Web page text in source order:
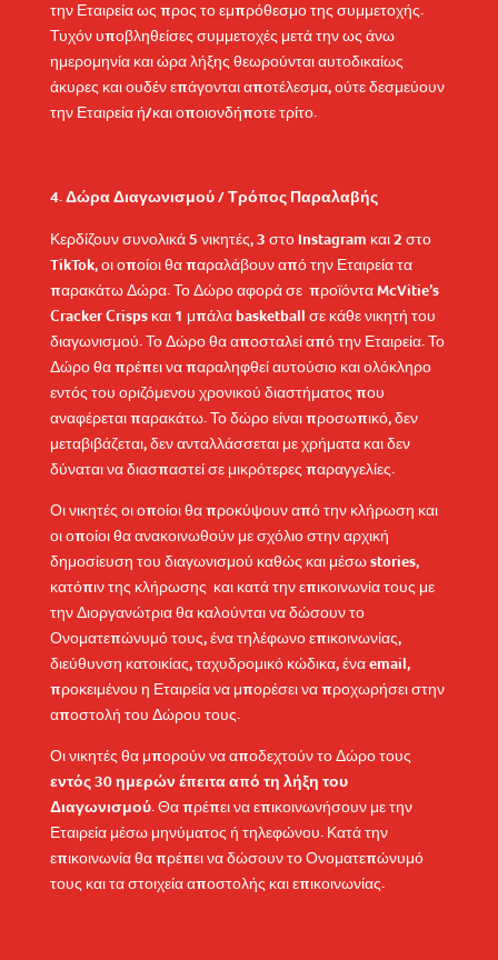
την Εταιρεία ως προς το εμπρόθεσμο της συμμετοχής.
Τυχόν υποβληθείσες συμμετοχές μετά την ως άνω
ημερομηνία και ώρα λήξης θεωρούνται αυτοδικαίως
άκυρες και ουδέν επάγονται αποτέλεσμα, ούτε δεσμεύουν
την Εταιρεία ή/και οποιονδήποτε τρίτο.
Δώρα Διαγωνισμού / Τρόπος Παραλαβής
Κερδίζουν συνολικά 5 νικητές, 3 στο Instagram και 2 στο
TikTok, οι οποίοι θα παραλάβουν από την Εταιρεία τα
παρακάτω Δώρα. Το Δώρο αφορά σε προϊόντα McVitie’s
Cracker Crisps και 1 μπάλα basketball σε κάθε νικητή του
διαγωνισμού. Το Δώρο θα αποσταλεί από την Εταιρεία. Το
Δώρο θα πρέπει να παραληφθεί αυτούσιο και ολόκληρο
εντός του οριζόμενου χρονικού διαστήματος που
αναφέρεται παρακάτω. Το δώρο είναι προσωπικό, δεν
μεταβιβάζεται, δεν ανταλλάσσεται με χρήματα και δεν
δύναται να διασπαστεί σε μικρότερες παραγγελίες.
Οι νικητές οι οποίοι θα προκύψουν από την κλήρωση και
οι οποίοι θα ανακοινωθούν με σχόλιο στην αρχική
δημοσίευση του διαγωνισμού καθώς και μέσω stories,
κατόπιν της κλήρωσης και κατά την επικοινωνία τους με
την Διοργανώτρια θα καλούνται να δώσουν το
Ονοματεπώνυμό τους, ένα τηλέφωνο επικοινωνίας,
διεύθυνση κατοικίας, ταχυδρομικό κώδικα, ένα email,
προκειμένου η Εταιρεία να μπορέσει να προχωρήσει στην
αποστολή του Δώρου τους.
Οι νικητές θα μπορούν να αποδεχτούν το Δώρο τους
εντός 30 ημερών έπειτα από τη λήξη του
Διαγωνισμού. Θα πρέπει να επικοινωνήσουν με την
Εταιρεία μέσω μηνύματος ή τηλεφώνου. Κατά την
επικοινωνία θα πρέπει να δώσουν το Ονοματεπώνυμό
τους και τα στοιχεία αποστολής και επικοινωνίας.